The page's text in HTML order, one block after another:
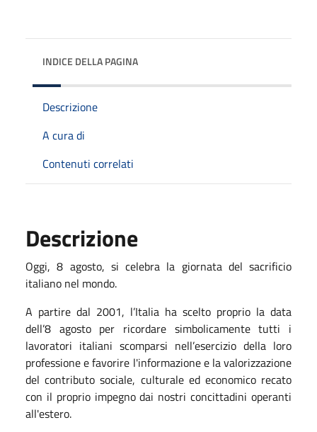
INDICE DELLA PAGINA
Descrizione
A cura di
Contenuti correlati
Descrizione
Oggi, 8 agosto, si celebra la giornata del sacrificio
italiano nel mondo.
A partire dal 2001, l’Italia ha scelto proprio la data
dell’8 agosto per ricordare simbolicamente tutti i
lavoratori italiani scomparsi nell’esercizio della loro
professione e favorire l'informazione e la valorizzazione
del contributo sociale, culturale ed economico recato
con il proprio impegno dai nostri concittadini operanti
all'estero.